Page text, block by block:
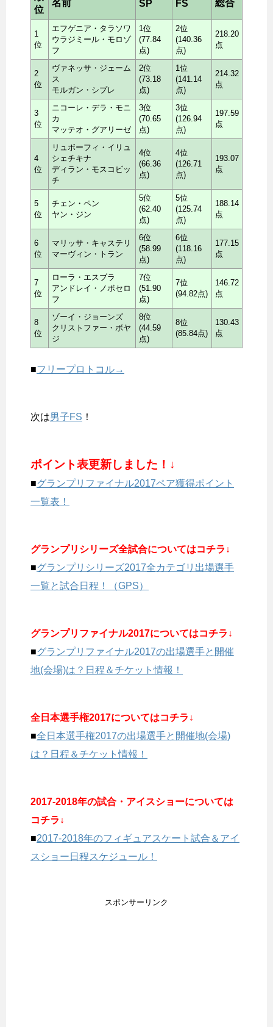
位
名前 SP FS 総合
1
位
エフゲニア・タラソワ
ウラジミール・モロゾ
フ
1位
(77.84
点)
2位
(140.36
点)
218.20
点
2
位
ヴァネッサ・ジェーム
ス
モルガン・シプレ
2位
(73.18
点)
1位
(141.14
点)
214.32
点
3
位
ニコーレ・デラ・モニ
カ
マッテオ・グアリーゼ
3位
(70.65
点)
3位
(126.94
点)
197.59
点
4
位
リュボーフィ・イリュ
シェチキナ
ディラン・モスコビッ
チ
4位
(66.36
点)
4位
(126.71
点)
193.07
点
5
位
チェン・ペン
ヤン・ジン
5位
(62.40
点)
5位
(125.74
点)
188.14
点
6
位
マリッサ・キャステリ
マーヴィン・トラン
6位
(58.99
点)
6位
(118.16
点)
177.15
点
7
位
ローラ・エスブラ
アンドレイ・ノボセロ
フ
7位
(51.90
点)
7位
(94.82点)
146.72
点
8
位
ゾーイ・ジョーンズ
クリストファー・ボヤ
ジ
8位
(44.59
点)
8位
(85.84点)
130.43
点
■フリープロトコル→
次は男子FS ！
ポイント表更新しました！↓
■グランプリファイナル2017ペア獲得ポイント
一覧表！
グランプリシリーズ全試合についてはコチラ↓
■グランプリシリーズ2017全カテゴリ出場選手
一覧と試合日程！（GPS）
グランプリファイナル2017についてはコチラ↓
■グランプリファイナル2017の出場選手と開催
地(会場)は？日程＆チケット情報！
全日本選手権2017についてはコチラ↓
■全日本選手権2017の出場選手と開催地(会場)
は？日程＆チケット情報！
2017-2018年の試合・アイスショーについては
コチラ↓
■2017-2018年のフィギュアスケート試合＆アイ
スショー日程スケジュール！
スポンサーリンク